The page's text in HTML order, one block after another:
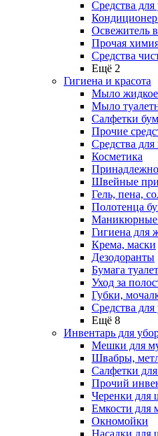
Средства для
Кондиционер
Освежитель
Прочая
Средства
Ещё 2
Гигиена и красота
Мыло жидкое
Мыло
Салфетки
Прочие
Средства для
Косметика
Швейные
Гель, пена,
Полотенца
Маникюрные
Гигиена для
Крема, маски
Дезодоранты
Бумага
Уход за
Губки,
Средства для
Ещё 8
Инвентарь для
Мешки для
Швабры,
Салфетки
Прочий
Черенки для
Емкости для
Окномойки
Насадки для